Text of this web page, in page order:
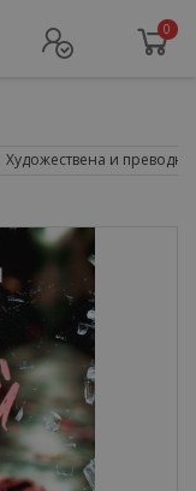
0
Художествена и преводна